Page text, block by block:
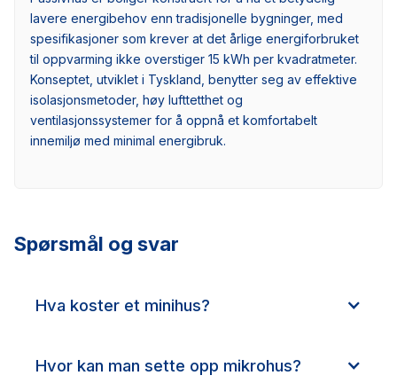
lavere energibehov enn tradisjonelle bygninger, med
spesifikasjoner som krever at det årlige energiforbruket
til oppvarming ikke overstiger 15 kWh per kvadratmeter.
Konseptet, utviklet i Tyskland, benytter seg av effektive
isolasjonsmetoder, høy lufttetthet og
ventilasjonssystemer for å oppnå et komfortabelt
innemiljø med minimal energibruk.
Spørsmål og svar
Hva koster et minihus?
Hvor kan man sette opp mikrohus?